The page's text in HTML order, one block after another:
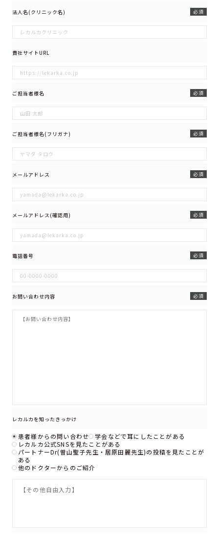
法人名(クリニック名) 必須
貴社サイトURL
ご担当者様名 必須
ご担当者様名(フリガナ) 必須
メールアドレス 必須
メールアドレス(確認用) 必須
電話番号 必須
お問い合わせ内容 必須
レカルカを知ったきっかけ
患者様からの問い合わせ
学会などで耳にしたことがある
レカルカ公式SNSを見たことがある
パートナーDr(曽山聖子先生・居原田麗先生)の投稿を見たことが
ある
他のドクターからのご紹介